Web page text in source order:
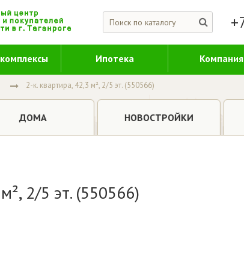
Ипотека Компания
2-к. квартира, 42,3 м², 2/5 эт. (550566)
ДОМА НОВОСТРОЙКИ
2/5 эт. (550566)